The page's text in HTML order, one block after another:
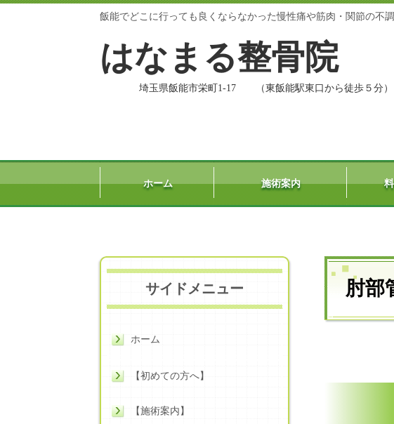
飯能でどこに行っても良くならなかった慢性痛や筋肉・関節の不
はなまる整骨院
埼玉県飯能市栄町1-17 （東飯能駅東口から徒
ホーム 施術案内
肘部
サイドメニュー
ホーム
【初めての方へ】
【施術案内】